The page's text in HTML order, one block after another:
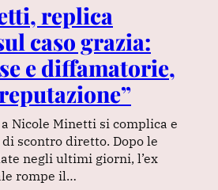
replica
caso grazia:
e diffamatorie,
Nicole Minetti si complica e
scontro diretto. Dopo le
negli ultimi giorni, l’ex
rompe il…